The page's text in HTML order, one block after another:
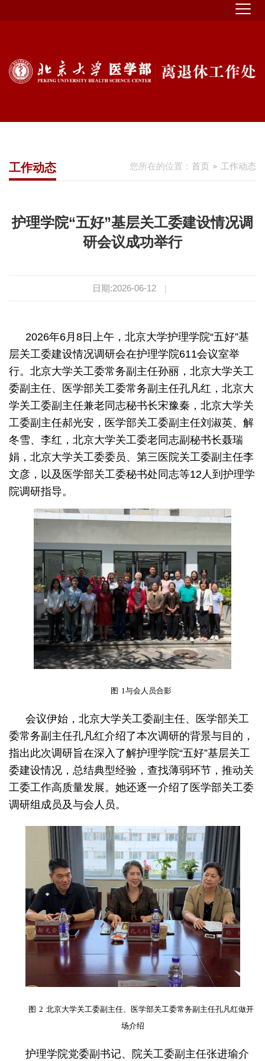
您所在的位置： 首页 工作动态
工作动态
护理学院“五好”基层关工委建设情况调
研会议成功举行
日期:2026-06-12 |
2026年6月8日上午，北京大学护理学院“五好”基
层关工委建设情况调研会在护理学院611会议室举
行。北京大学关工委常务副主任孙丽，北京大学关工
委副主任、医学部关工委常务副主任孔凡红，北京大
学关工委副主任兼老同志秘书长宋豫秦，北京大学关
工委副主任郝光安，医学部关工委副主任刘淑英、解
冬雪、李红，北京大学关工委老同志副秘书长聂瑞
娟，北京大学关工委委员、第三医院关工委副主任李
文彦，以及医学部关工委秘书处同志等12人到护理学
院调研指导。
图 1与会人员合影
会议伊始，北京大学关工委副主任、医学部关工
委常务副主任孔凡红介绍了本次调研的背景与目的，
指出此次调研旨在深入了解护理学院“五好”基层关工
委建设情况，总结典型经验，查找薄弱环节，推动关
工委工作高质量发展。她还逐一介绍了医学部关工委
调研组成员及与会人员。
图 2 北京大学关工委副主任、医学部关工委常务副主任孔凡红做开
场介绍
护理学院党委副书记、院关工委副主任张进瑜介